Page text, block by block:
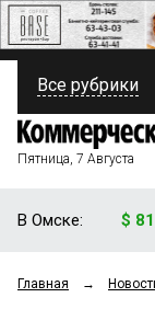
ПОЛИТИКА
ФИНАНСЫ
ОБЩЕСТВО
Все рубрики
Пятница, 7 Августа
В Омске: $
Главная →